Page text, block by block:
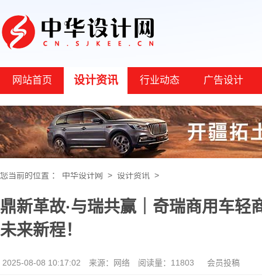
网站首页 设计资讯 行业动态 广告设计
您当前的位置 ： 中华设计网 > 设计资讯 >
鼎新革故·与瑞共赢｜奇瑞商用车轻
未来新程！
2025-08-08 10:17:02 来源：网络 阅读量：11803 会员投稿